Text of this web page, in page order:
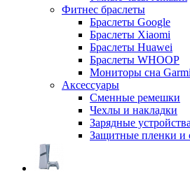
Фитнес браслеты
Браслеты Google
Браслеты Xiaomi
Браслеты Huawei
Браслеты WHOOP
Мониторы сна
Аксессуары
Сменные ремешки
Чехлы и накладки
Зарядные устройства
Защитные пленки и